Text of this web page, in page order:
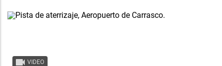
VIDEO